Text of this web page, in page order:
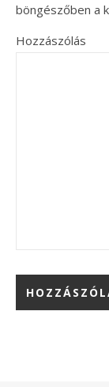
böngészőben a
Hozzászólás